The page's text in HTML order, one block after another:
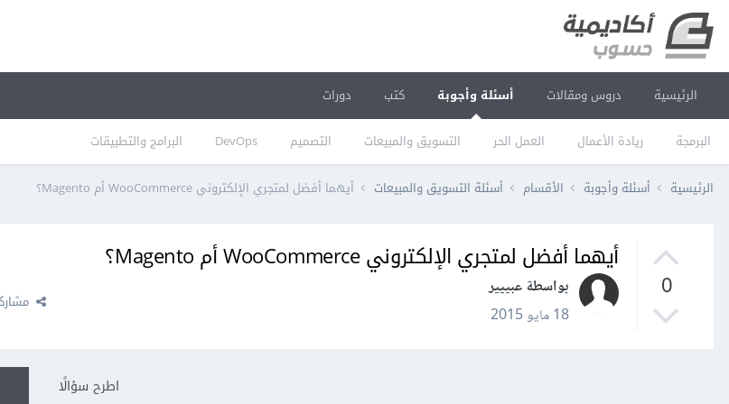
الرئيسية دروس ومقالات أسئلة وأجوبة
البرمجة ريادة الأعمال العمل الحر التسويق والمبيعات التصميم DevOps البرامج والتطبيقات
كتب دورات
الرئيسية أسئلة وأجوبة الأقسام أسئلة التسويق والمبيعات أيهما أفضل لمتجري الإلكتروني WooCommerce أم Magento؟
0
أيهما أفضل لمتجري الإلكتروني WooCommerce أم Magento؟
بواسطة عبييير
18 مايو 2015
اطرح سؤالًا